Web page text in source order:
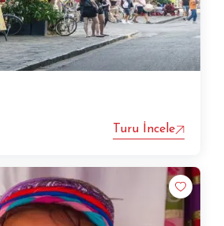
Turu İncele